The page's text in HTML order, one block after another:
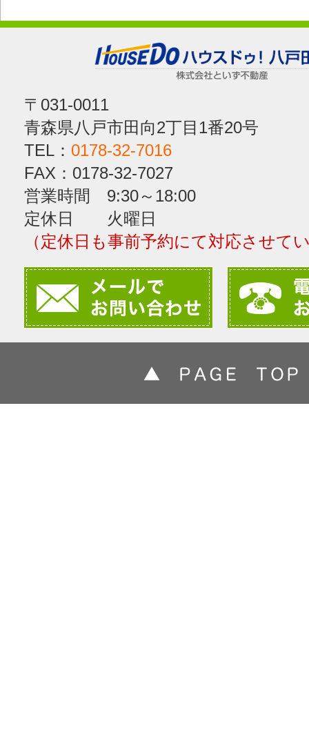
〒031-0011
青森県八戸市田向2丁目1番20号
TEL： 0178-32-7016
FAX：0178-32-7027
営業時間 9:30～18:00
定休日 火曜日
（定休日も事前予約にて対応させて